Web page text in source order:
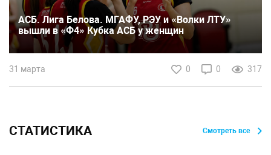
АСБ. Лига Белова. МГАФУ, РЭУ и «Волки ЛТУ»
вышли в «Ф4» Кубка АСБ у женщин
31 марта 0 0 317
СТАТИСТИКА Смотреть все